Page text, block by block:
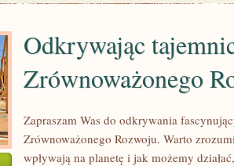
Odkrywając
Zrównoważonego
Zapraszam Was do odkrywania
Zrównoważonego Rozwoju. Warto
wpływają na planetę i jak możemy